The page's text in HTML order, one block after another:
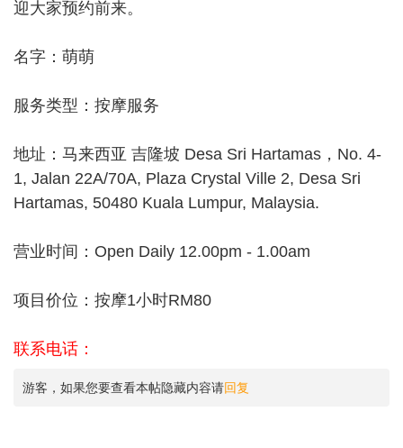
迎大家预约前来。
名字：萌萌
服务类型：按摩服务
地址：马来西亚 吉隆坡 Desa Sri Hartamas，No. 4-
1, Jalan 22A/70A, Plaza Crystal Ville 2, Desa Sri
Hartamas, 50480 Kuala Lumpur, Malaysia.
营业时间：Open Daily 12.00pm - 1.00am
项目价位：按摩1小时RM80
联系电话：
游客，如果您要查看本帖隐藏内容请回复